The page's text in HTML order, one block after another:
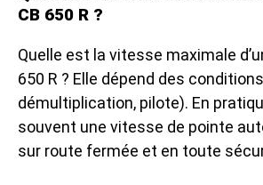
CB 650 R ?
Quelle est la vitesse maximale
650 R ? Elle dépend des
démultiplication, pilote). En
souvent une vitesse de pointe
sur route fermée et en toute